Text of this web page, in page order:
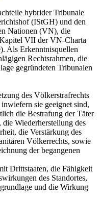
hybrider Tribunale
(IStGH) und den
Nationen (VN), die
VII der VN-Charta
Als Erkenntnisquellen
Rechtsrahmen, die
gegründeten Tribunalen
des Völkerstrafrechts
sie geeignet sind,
die Bestrafung der Täter
Wiederherstellung des
die Verstärkung des
Völkerrechts, sowie
der begangenen
Drittstaaten, die Fähigkeit
des Standortes,
und die Wirkung